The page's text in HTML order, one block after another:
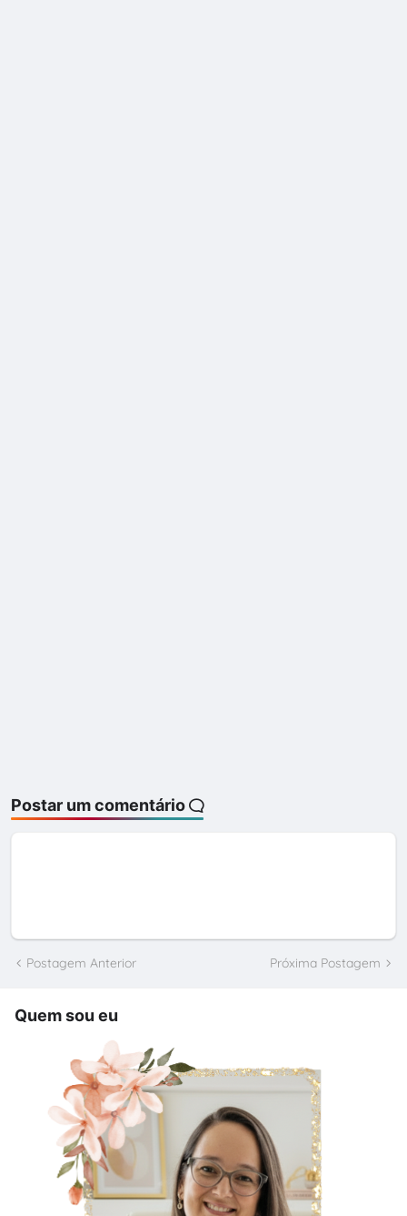
Postar um comentário
Postagem Anterior Próxima Postagem
Quem sou eu